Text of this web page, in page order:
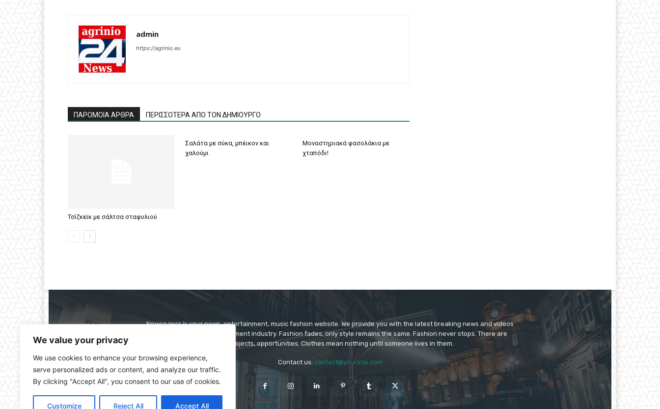
We value your privacy
We use cookies to enhance your browsing experience,
serve personalized ads or content, and analyze our traffic.
By clicking "Accept All", you consent to our use of cookies.
Customize Reject All Accept All
admin
https://agrinio.eu
ΠΑΡΟΜΟΙΑ ΑΡΘΡΑ ΠΕΡΙΣΣΟΤΕΡΑ ΑΠΟ ΤΟΝ ΔΗΜΙΟΥΡΓΟ
Τσίζκεϊκ με σάλτσα σταφυλιού
Σαλάτα με σύκα, μπέικον και
χαλούμι
Μοναστηριακά φασολάκια με
χταπόδι!
Newspaper is your news, entertainment, music fashion website. We provide you with the latest breaking news and videos
straight from the entertainment industry. Fashion fades, only style remains the same. Fashion never stops. There are
always projects, opportunities. Clothes mean nothing until someone lives in them.
Contact us: contact@yoursite.com